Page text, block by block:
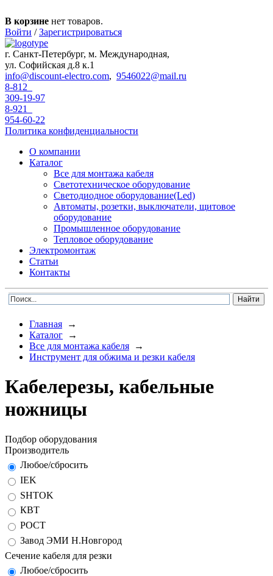
В корзине нет товаров.
Войти / Зарегистрироваться
г. Санкт-Петербург, м. Международная,
ул. Софийская д.8 к.1
info@discount-electro.com, 9546022@mail.ru
8-812
309-19-97
8-921
954-60-22
Политика конфиденциальности
О компании
Каталог
Все для монтажа кабеля
Светотехническое оборудование
Светодиодное оборудование(Led)
Автоматы, розетки, выключатели, щитовое
оборудование
Промышленное оборудование
Тепловое оборудование
Электромонтаж
Статьи
Контакты
Главная →
Каталог →
Все для монтажа кабеля →
Инструмент для обжима и резки кабеля
Кабелерезы, кабельные
ножницы
Подбор оборудования
Производитель
Любое/сбросить
IEK
SHTOK
КВТ
РОСТ
Завод ЭМИ Н.Новгород
Сечение кабеля для резки
Любое/сбросить